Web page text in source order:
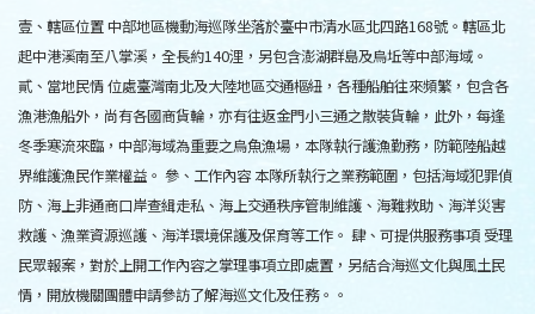
壹、轄區位置 中部地區機動海巡隊坐落於臺中市清水區北四路168號。轄區北
起中港溪南至八掌溪，全長約140浬，另包含澎湖群島及烏坵等中部海域。
貳、當地民情 位處臺灣南北及大陸地區交通樞紐，各種船舶往來頻繁，包含各
漁港漁船外，尚有各國商貨輪，亦有往返金門小三通之散裝貨輪，此外，每逢
冬季寒流來臨，中部海域為重要之烏魚漁場，本隊執行護漁勤務，防範陸船越
界維護漁民作業權益。 參、工作內容 本隊所執行之業務範圍，包括海域犯罪偵
防、海上非通商口岸查緝走私、海上交通秩序管制維護、海難救助、海洋災害
救護、漁業資源巡護、海洋環境保護及保育等工作。 肆、可提供服務事項 受理
民眾報案，對於上開工作內容之掌理事項立即處置，另結合海巡文化與風土民
情，開放機關團體申請參訪了解海巡文化及任務。。